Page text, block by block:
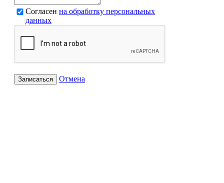
Согласен на обработку персональных
данных
Записаться Отмена